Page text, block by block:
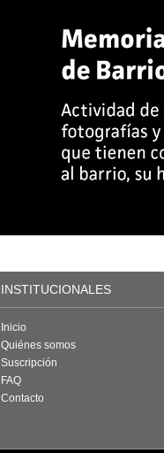
INSTITUCIONALES
Inicio
Quiénes somos
Suscripción
FAQ
Contacto